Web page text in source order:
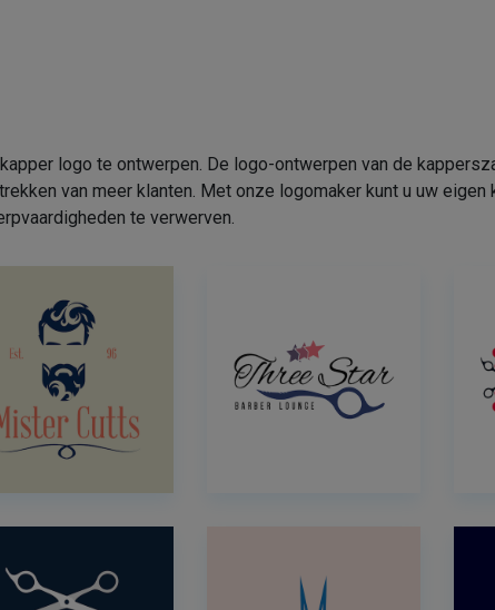
logo te ontwerpen. De logo-ontwerpen van de
van meer klanten. Met onze logomaker kunt u uw eigen
te verwerven.